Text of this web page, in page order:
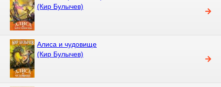
(Кир Булычев)
Алиса и чудовище
(Кир Булычев)